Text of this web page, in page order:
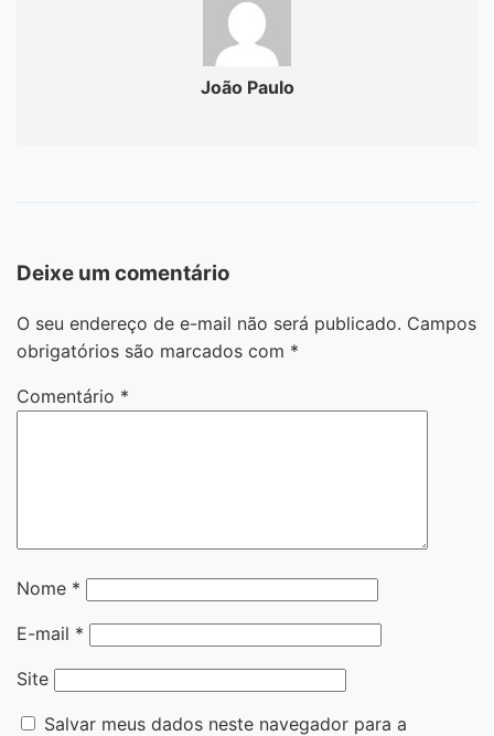
João Paulo
Deixe um comentário
O seu endereço de e-mail não será publicado. Campos
obrigatórios são marcados com *
Comentário *
Nome *
E-mail *
Site
Salvar meus dados neste navegador para a